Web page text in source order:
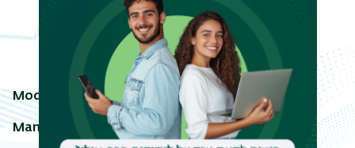
Model: Quanta FEG 250
Manufacture: Thermo Fisher Scientific